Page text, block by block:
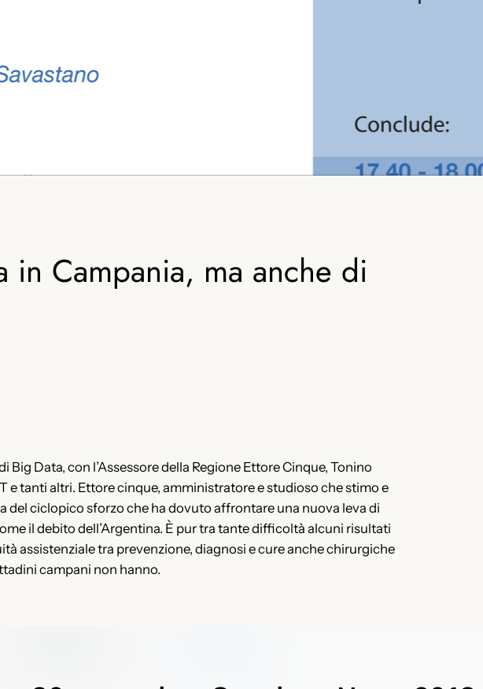
Campania, ma anche di
Data, con l’Assessore della Regione Ettore Cinque, Tonino
e tanti altri. Ettore cinque, amministratore e studioso che stimo e
ciclopico sforzo che ha dovuto affrontare una nuova leva di
il debito dell’Argentina. È pur tra tante difficoltà alcuni risultati
assistenziale tra prevenzione, diagnosi e cure anche chirurgiche
campani non hanno.